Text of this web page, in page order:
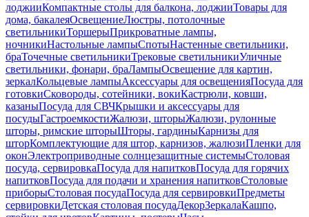
лоджииКомпактные столы для балкона, лоджииТовары для
дома, бакалеяОсвещениеЛюстры, потолочные
светильникиТоршерыПрикроватные лампы,
ночникиНастольные лампыСпотыНастенные светильники,
браТочечные светильникиТрековые светильникиУличные
светильники, фонари, браЛампыОсвещение для картин,
зеркалКольцевые лампыАксессуары для освещенияПосуда для
готовкиСковороды, сотейники, вокиКастрюли, ковши,
казаныПосуда для СВЧКрышки и аксессуары для
посудыГастроемкостиЖалюзи, шторыЖалюзи, рулонные
шторы, римские шторыШторы, гардиныКарнизы для
шторКомплектующие для штор, карнизов, жалюзиПленки для
оконЭлектроприводные солнцезащитные системыСтоловая
посуда, сервировкаПосуда для напитковПосуда для горячих
напитковПосуда для подачи и хранения напитковСтоловые
приборыСтоловая посудаПосуда для сервировкиПредметы
сервировкиДетская столовая посудаДекорЗеркалаКашпо,